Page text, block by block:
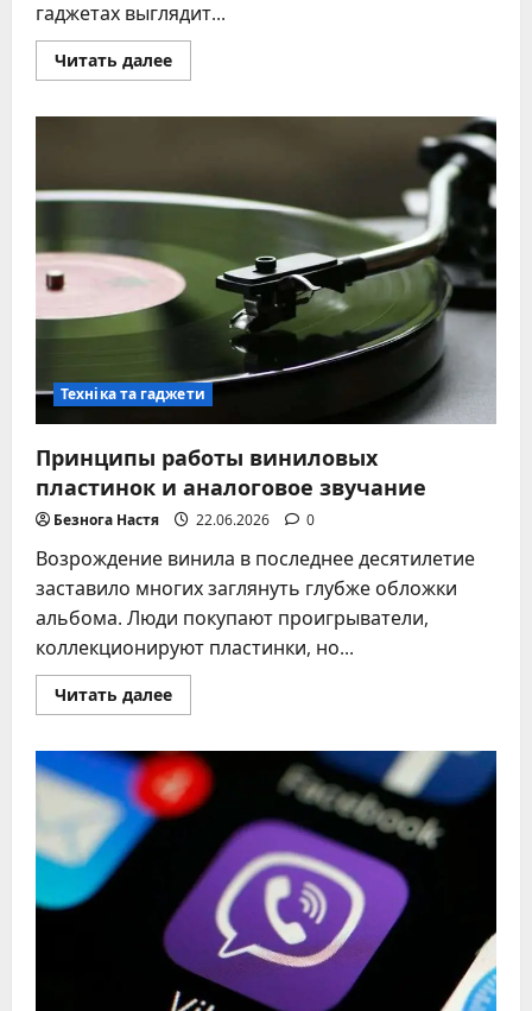
гаджетах выглядит...
Читать далееПрочитать
больше
2026:
возможно
это,
официальные
и
неофициальные
способы
Техніка та гаджети
Принципы работы виниловых
пластинок и аналоговое звучание
Безнога Настя 22.06.2026 0
Возрождение винила в последнее десятилетие
заставило многих заглянуть глубже обложки
альбома. Люди покупают проигрыватели,
коллекционируют пластинки, но...
Читать далееПрочитать
больше
работы
виниловых
пластинок
и
аналоговое
звучание